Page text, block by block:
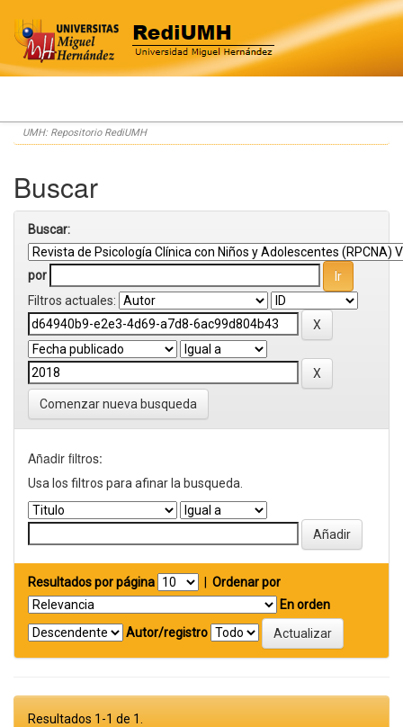
Skip
navigation
UMH: Repositorio RediUMH
Buscar
Buscar:
por
Filtros actuales:
Comenzar nueva busqueda
Añadir filtros:
Usa los filtros para afinar la busqueda.
Resultados por página
Ordenar por
En orden
Autor/registro
Resultados 1-1 de 1.